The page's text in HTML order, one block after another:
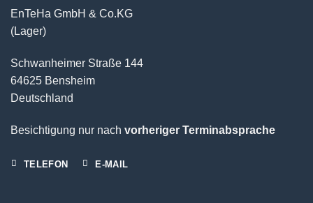
EnTeHa GmbH & Co.KG
(Lager)
Schwanheimer Straße 144
64625 Bensheim
Deutschland
Besichtigung nur nach vorheriger Terminabsprache
TELEFON E-MAIL